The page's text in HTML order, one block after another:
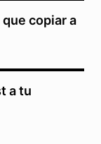
copiar a
a tu